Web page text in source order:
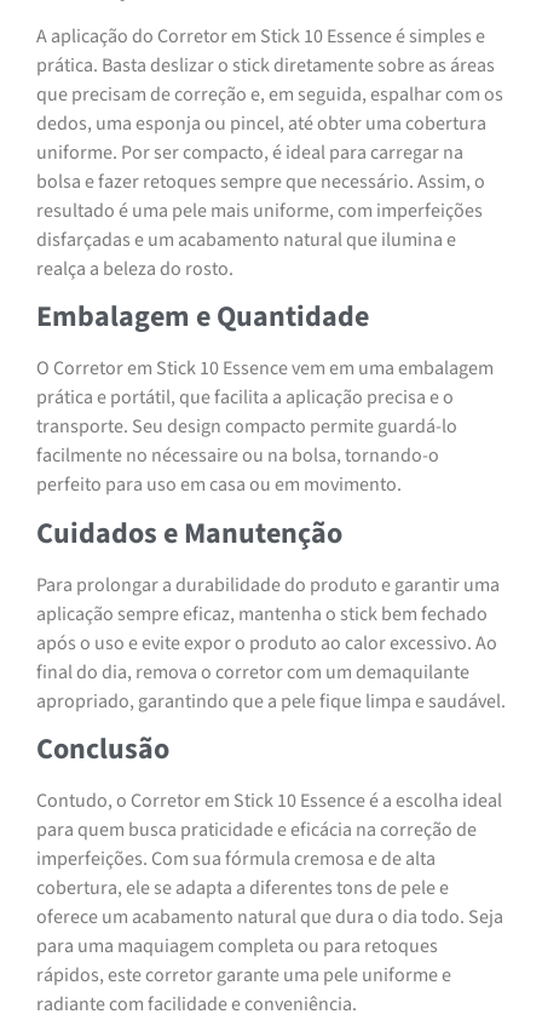
A aplicação do Corretor em Stick 10 Essence é simples e
prática. Basta deslizar o stick diretamente sobre as áreas
que precisam de correção e, em seguida, espalhar com os
dedos, uma esponja ou pincel, até obter uma cobertura
uniforme. Por ser compacto, é ideal para carregar na
bolsa e fazer retoques sempre que necessário. Assim, o
resultado é uma pele mais uniforme, com imperfeições
disfarçadas e um acabamento natural que ilumina e
realça a beleza do rosto.
Embalagem e Quantidade
O Corretor em Stick 10 Essence vem em uma embalagem
prática e portátil, que facilita a aplicação precisa e o
transporte. Seu design compacto permite guardá-lo
facilmente no nécessaire ou na bolsa, tornando-o
perfeito para uso em casa ou em movimento.
Cuidados e Manutenção
Para prolongar a durabilidade do produto e garantir uma
aplicação sempre eficaz, mantenha o stick bem fechado
após o uso e evite expor o produto ao calor excessivo. Ao
final do dia, remova o corretor com um demaquilante
apropriado, garantindo que a pele fique limpa e saudável.
Conclusão
Contudo, o Corretor em Stick 10 Essence é a escolha ideal
para quem busca praticidade e eficácia na correção de
imperfeições. Com sua fórmula cremosa e de alta
cobertura, ele se adapta a diferentes tons de pele e
oferece um acabamento natural que dura o dia todo. Seja
para uma maquiagem completa ou para retoques
rápidos, este corretor garante uma pele uniforme e
radiante com facilidade e conveniência.